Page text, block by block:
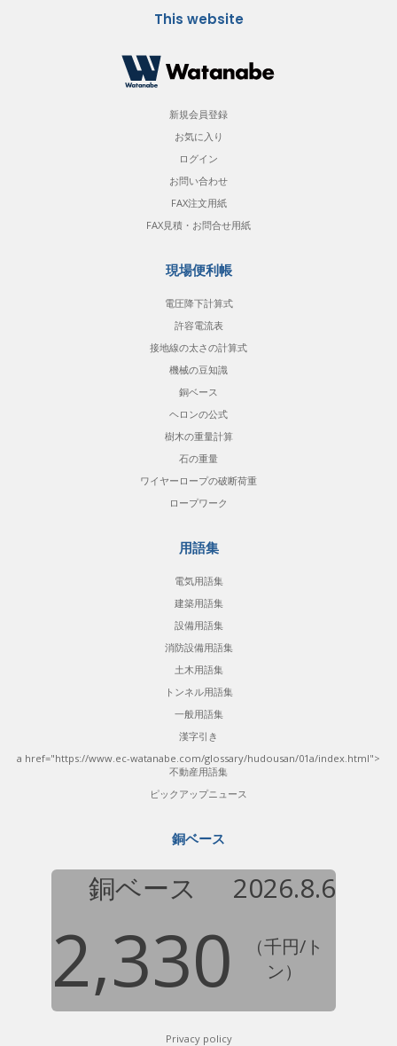
This website
新規会員登録
お気に入り
ログイン
お問い合わせ
FAX注文用紙
FAX見積・お問合せ用紙
現場便利帳
電圧降下計算式
許容電流表
接地線の太さの計算式
機械の豆知識
銅ベース
ヘロンの公式
樹木の重量計算
石の重量
ワイヤーロープの破断荷重
ロープワーク
用語集
電気用語集
建築用語集
設備用語集
消防設備用語集
土木用語集
トンネル用語集
一般用語集
漢字引き
a href="https://www.ec-watanabe.com/glossary/hudousan/01a/index.html">
不動産用語集
ピックアップニュース
銅ベース
銅ベース 2026.8.6
2,330
（千円/ト
ン）
Privacy policy